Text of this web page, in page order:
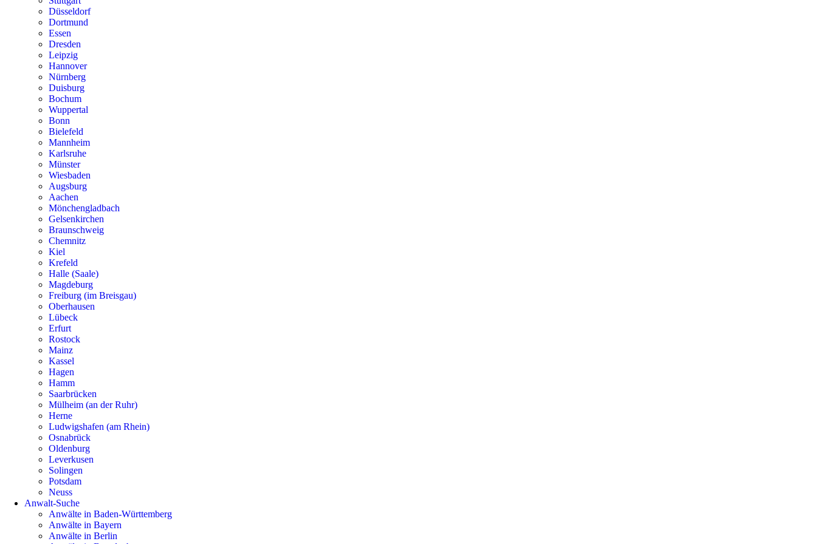
Düsseldorf
Dortmund
Essen
Dresden
Leipzig
Hannover
Nürnberg
Duisburg
Bochum
Wuppertal
Bonn
Bielefeld
Mannheim
Karlsruhe
Münster
Wiesbaden
Augsburg
Aachen
Mönchengladbach
Gelsenkirchen
Braunschweig
Chemnitz
Kiel
Krefeld
Halle (Saale)
Magdeburg
Freiburg (im Breisgau)
Oberhausen
Lübeck
Erfurt
Rostock
Mainz
Kassel
Hagen
Hamm
Saarbrücken
Mülheim (an der Ruhr)
Herne
Ludwigshafen (am Rhein)
Osnabrück
Oldenburg
Leverkusen
Solingen
Potsdam
Neuss
Anwalt-Suche
Anwälte in Baden-Württemberg
Anwälte in Bayern
Anwälte in Berlin